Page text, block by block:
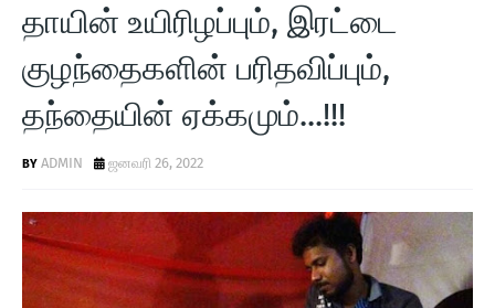
தாயின் உயிரிழப்பும், இரட்டை
குழந்தைகளின் பரிதவிப்பும்,
தந்தையின் ஏக்கமும்...!!!
ADMIN ஜனவரி 26, 2022